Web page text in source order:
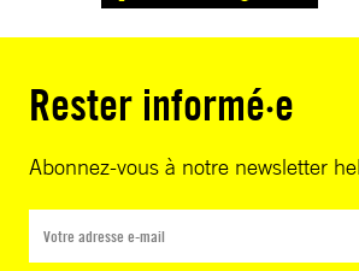
Rester informé·e
Abonnez-vous à notre newsletter